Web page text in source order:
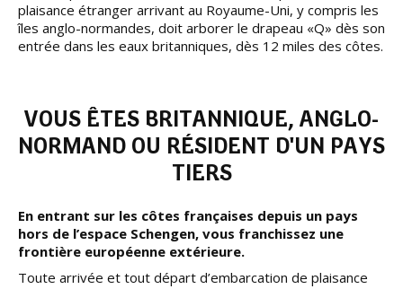
plaisance étranger arrivant au Royaume-Uni, y compris les
îles anglo-normandes, doit arborer le drapeau «Q» dès son
entrée dans les eaux britanniques, dès 12 miles des côtes.
VOUS ÊTES BRITANNIQUE, ANGLO-
NORMAND OU RÉSIDENT D'UN PAYS
TIERS
En entrant sur les côtes françaises depuis un pays
hors de l’espace Schengen, vous franchissez une
frontière européenne extérieure.
Toute arrivée et tout départ d’embarcation de plaisance